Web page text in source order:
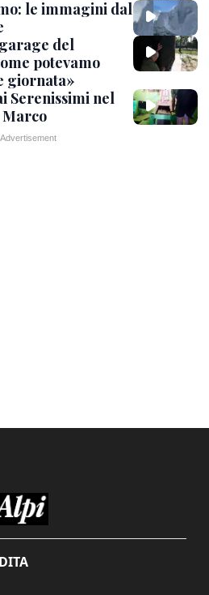
le immagini dal
del
potevamo
giornata»
Serenissimi nel
Marco